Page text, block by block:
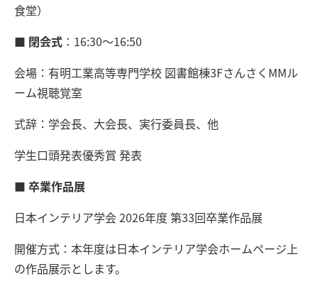
食堂）
■ 閉会式 ：16:30～16:50
会場：有明工業高等専門学校 図書館棟3FさんさくMMル
ーム視聴覚室
式辞：学会長、大会長、実行委員長、他
学生口頭発表優秀賞 発表
■ 卒業作品展
日本インテリア学会 2026年度 第33回卒業作品展
開催方式：本年度は日本インテリア学会ホームページ上
の作品展示とします。